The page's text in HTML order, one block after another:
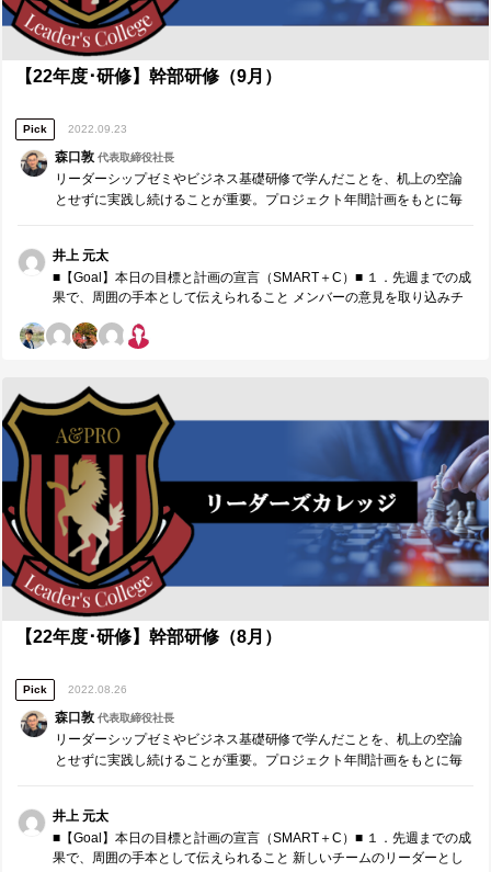
リーダーに適していないと思っていて、副部長などサブリーダーとし
ての役割を多く担っていました。しかし今回の研修を通して、チーム
のメンバーにとって本当に必要なのは「準備ができているリーダー」
であることを学びました。 確実にチームの目標を達成するためには、
人、そして周囲の説得力のある意見を最優先にできる人がリーダーに
なるべきであると理解することができました。 それと同時に私は今ま
でリーダーに向いていないと思っていましたが、それは準備ができて
いないだけなのだとも気付かされました。 今回の研修を通して、これ
からは「リーダー」になれるよう何事に対しても準備を常にし続けて
に向き合うべきである 今まで自分自身の「弱み」について把握はして
いたつもりでしたが、その弱みに対して向き合おうとしてきませんで
した。実際にその姿勢が自分に対する甘さにつながっていたのだと思
メンバーのことを考えていない発言をしてしまったことでチームとし
ての目標を見失ってしまうということがありました。しかしこの研修
みに向き合い続け、成長していくことが大切であると学びました。そ
して自身の弱みに向き合うことで初めてチームメンバーにも寄り添う
ことができるという話は自分の今まで感じていたモヤモヤを払拭して
くれました。自分に厳しく向き合い成長を続け、模範となることで周
りのメンバーの成長にも貢献したいです。 ③限られた時間内で伝え
る 私は今まで相手に対して自分勝手なコミュニケーションを取ること
が多かったように思います。今回の研修を通して、それは「相手の時
間を奪っている」という意識が自分に足りていなかったからだと気付
かせて頂きました。同時に、限られた時間内で相手に伝えたいことを
伝える難しさも痛感しました。コミュニケーションとは「相手にある
意図を持って伝えること」であり、そのためには「相手に提供したい
価値」を常に意識することが必要です。この研修の初めにこの「コミ
ュニケーションとは何か」を知り、研修中にずっと意識するようには
していました。しかし実際に意識していたもののすぐにできるような
とで身に付く力であると感じました。自分のコミュニケーションに落
とし込めるよう成長を続けていきたいです。 ■研修参加前後での心境の
変化、研修講師やA&PROメンバーへのメッセージ■ 私はこの研修を通
して本当に変わることができました。 参加前は「リーダーとして必要
な資質とは何なのか、コミュニケーションの知識を身につけ今後に役
ったことを痛感し、その弱みを自覚していながら何も行動を起こして
いませんでした。しかしこの研修に参加したことで、徹底的に自身に
向き合い、準備をすることが「リーダー」としての資質であることを
【22年度･研修】幹部研修（9月）
Pick 2022.09.23
森口敦代表取締役社長
リーダーシップゼミやビジネス基礎研修で学んだことを、机上の空論
とせずに実践し続けることが重要。プロジェクト年間計画をもとに毎
井上 元太
■【Goal】本日の目標と計画の宣言（SMART＋C）■ １．先週までの成
果で、周囲の手本として伝えられること メンバーの意見を取り込みチ
の手本として伝えられること チームメンバーのやりたいことと組織と
行動に対して、メンバーであったらどう思うかなど、メンバーであっ
た経験から客観的な意見を出したい。 鈴木さんに対して：同じメンバ
ーからTLになった経験から、持っている悩みを共有し共に成長してい
けるような客観的意見を出したい。 ■【Measure・Analyze・
NextPlan】本日の振返り■ １．現状・成果の把握 ・メンバー間の数値
目標達成率に関して、ばらつきがある。 突出したメンバーに支えら
れているような現状。 ・他チームに対して自身のチームの現状発信が
足りていない ２．ギャップの分析・課題の抽出 メンバーに対して、
個々が目標達成することの大切さを伝えきれていない チームが変わっ
た時のことまで考えたコミュニケーションが取れていない。 イベント
企画などを自分のチームだけで完結させようとしていた。 ３．今後の
対策・計画 メンバーに対して数値に関する自身の考えを伝えつつ、主
体的に動いてくれるようなコミュニケーションを心がける。 他チーム
価値を頂きましたか。（感謝の気持ちも一緒に） ※最も潜在ニーズに
アプローチし、必要であれば耳の痛いこともアドバイスしてくれたメ
ンバーには名前の前に◎をつけてください。（1人のみ） ◎久野さん：
自分の役割の一個上の視点を持つことの大切さを教えて頂きました。
今まで私は自分のチームに対してのことしか考えられておらず、他チ
てチームに向き合うことの大切さに気付かせて頂きありがとうござい
ました。 鈴木さん：同じメンバーからチームリーダーになった立場と
して、メンバーの主体性を引き出すコミュニケーションの取り方を共
【22年度･研修】幹部研修（8月）
Pick 2022.08.26
森口敦代表取締役社長
リーダーシップゼミやビジネス基礎研修で学んだことを、机上の空論
とせずに実践し続けることが重要。プロジェクト年間計画をもとに毎
井上 元太
■【Goal】本日の目標と計画の宣言（SMART＋C）■ １．先週までの成
果で、周囲の手本として伝えられること 新しいチームのリーダーとし